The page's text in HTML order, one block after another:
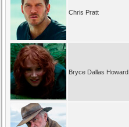
Chris Pratt
Bryce Dallas Howard